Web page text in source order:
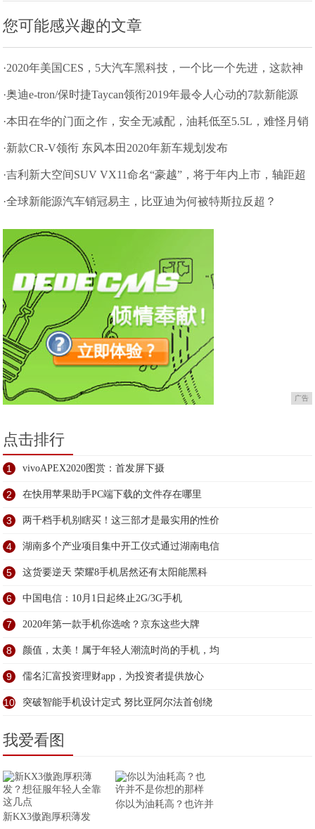
您可能感兴趣的文章
·2020年美国CES，5大汽车黑科技，一个比一个先进，这款神
车已量产
·奥迪e-tron/保时捷Taycan领衔2019年最令人心动的7款新能源
·本田在华的门面之作，安全无减配，油耗低至5.5L，难怪月销
破2万
·新款CR-V领衔 东风本田2020年新车规划发布
·吉利新大空间SUV VX11命名“豪越”，将于年内上市，轴距超
汉兰达
·全球新能源汽车销冠易主，比亚迪为何被特斯拉反超？
广告
点击排行
1 vivoAPEX2020图赏：首发屏下摄
2 在快用苹果助手PC端下载的文件存在哪里
3 两千档手机别瞎买！这三部才是最实用的性价
4 湖南多个产业项目集中开工仪式通过湖南电信
5 这货要逆天 荣耀8手机居然还有太阳能黑科
6 中国电信：10月1日起终止2G/3G手机
7 2020年第一款手机你选啥？京东这些大牌
8 颜值，太美！属于年轻人潮流时尚的手机，均
9 儒名汇富投资理财app，为投资者提供放心
10 突破智能手机设计定式 努比亚阿尔法首创绕
我爱看图
新KX3傲跑厚积薄发
你以为油耗高？也许并